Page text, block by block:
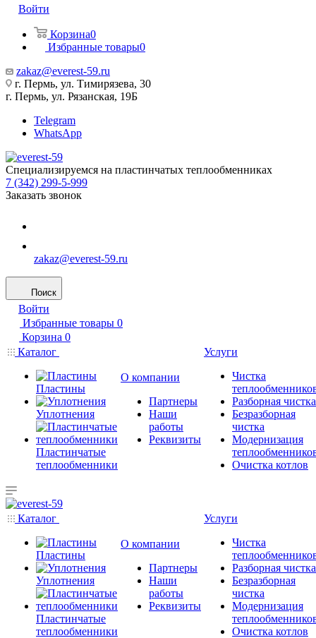
Войти
Корзина0
Избранные товары0
zakaz@everest-59.ru
г. Пермь, ул. Тимирязева, 30
г. Пермь, ул. Рязанская, 19Б
Telegram
WhatsApp
Специализируемся на пластинчатых теплообменниках
7 (342) 299-5-999
Заказать звонок
zakaz@everest-59.ru
Поиск
Войти
Избранные товары 0
Корзина 0
Каталог
Пластины
Уплотнения
Пластинчатые
теплообменники
О компании
Партнеры
Наши
работы
Реквизиты
Услуги
Чистка
Разборная чистка
Безразборная
чистка
Модернизация
Очистка котлов
Каталог
Пластины
Уплотнения
Пластинчатые
теплообменники
О компании
Партнеры
Наши
работы
Реквизиты
Услуги
Чистка
Разборная чистка
Безразборная
чистка
Модернизация
Очистка котлов